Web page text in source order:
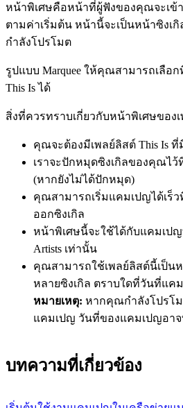
หน้าพิเศษคือหน้าที่ผู้ฟังของคุณจะเข้
ตามค่าเริ่มต้น หน้านี้จะเป็นหน้าซิงเ
กำลังโปรโมต
รูปแบบ Marquee ให้คุณสามารถเลือ
This Is ได้
สิ่งที่ควรทราบเกี่ยวกับหน้าพิเศษของเ
คุณจะต้องมีเพลย์ลิสต์ This Is
เราจะปักหมุดซิงเกิลของคุณไ
(หากยังไม่ได้ปักหมุด)
คุณสามารถเริ่มแคมเปญได้เร็
ออกซิงเกิล
หน้าพิเศษนี้จะใช้ได้กับแคมเปญ
Artists เท่านั้น
คุณสามารถใช้เพลย์ลิสต์นี้เป็น
หลายซิงเกิล ตราบใดที่วันที่แ
หมายเหตุ: หากคุณกำลังโปรโม
แคมเปญ วันที่ของแคมเปญอา
บทความที่เกี่ยวข้อง